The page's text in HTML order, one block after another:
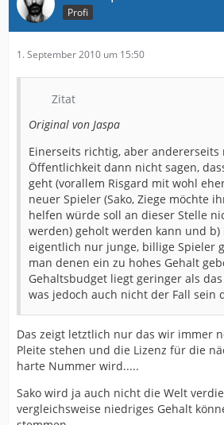
Profi
1. September 2010 um 15:50
Zitat
Original von Jaspa
Einerseits richtig, aber andererseits
Öffentlichkeit dann nicht sagen,
geht (vorallem Risgard mit wohl
neuer Spieler (Sako, Ziege möchte
helfen würde soll an dieser Stelle
werden) geholt werden kann und
eigentlich nur junge, billige Spieler
man denen ein zu hohes Gehalt
Gehaltsbudget liegt geringer als
was jedoch auch nicht der Fall sein
Das zeigt letztlich nur das wir immer
Pleite stehen und die Lizenz für die
harte Nummer wird.....
Sako wird ja auch nicht die Welt
vergleichsweise niedriges Gehalt